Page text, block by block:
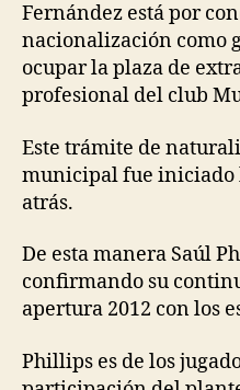
Fernández está por
nacionalización como
ocupar la plaza de
profesional del club
Este trámite de
municipal fue iniciado
atrás.
De esta manera Saúl
confirmando su
apertura 2012 con los
Phillips es de los